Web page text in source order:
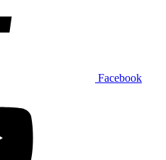
Facebook